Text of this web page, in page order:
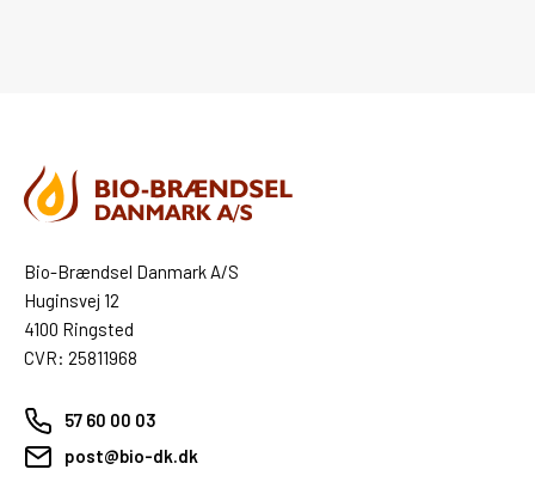
Bio-Brændsel Danmark A/S
Huginsvej 12
4100 Ringsted
CVR: 25811968
57 60 00 03
post@bio-dk.dk